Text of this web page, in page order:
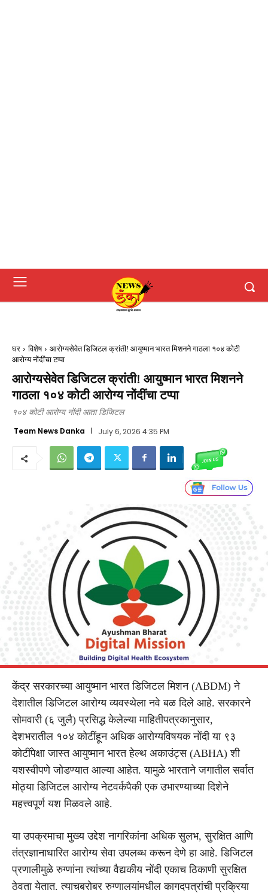
घर विशेष
आरोग्यसेवेत डिजिटल क्रांती! आयुष्मान भारत मिशनने गाठला १०४ कोटी
आरोग्य नोंदींचा टप्पा
आरोग्यसेवेत डिजिटल क्रांती! आयुष्मान भारत मिशनने
गाठला १०४ कोटी आरोग्य नोंदींचा टप्पा
१०४ कोटी आरोग्य नोंदी आता डिजिटल
Team News Danka July 6, 2026 4:35 PM
केंद्र सरकारच्या आयुष्मान भारत डिजिटल मिशन (ABDM) ने
देशातील डिजिटल आरोग्य व्यवस्थेला नवे बळ दिले आहे. सरकारने
सोमवारी (६ जुलै) प्रसिद्ध केलेल्या माहितीपत्रकानुसार,
देशभरातील १०४ कोटींहून अधिक आरोग्यविषयक नोंदी या ९३
कोटींपेक्षा जास्त आयुष्मान भारत हेल्थ अकाउंट्स (ABHA) शी
यशस्वीपणे जोडण्यात आल्या आहेत. यामुळे भारताने जगातील सर्वात
मोठ्या डिजिटल आरोग्य नेटवर्कपैकी एक उभारण्याच्या दिशेने
महत्त्वपूर्ण यश मिळवले आहे.
या उपक्रमाचा मुख्य उद्देश नागरिकांना अधिक सुलभ, सुरक्षित आणि
तंत्रज्ञानाधारित आरोग्य सेवा उपलब्ध करून देणे हा आहे. डिजिटल
प्रणालीमुळे रुग्णांना त्यांच्या वैद्यकीय नोंदी एकाच ठिकाणी सुरक्षित
ठेवता येतात. त्याचबरोबर रुग्णालयांमधील कागदपत्रांची प्रक्रिया